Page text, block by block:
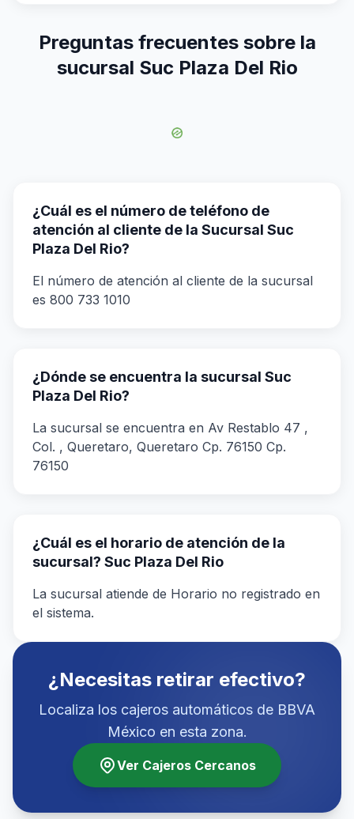
Preguntas frecuentes sobre la
sucursal Suc Plaza Del Rio
¿Cuál es el número de teléfono de
atención al cliente de la Sucursal Suc
Plaza Del Rio?
El número de atención al cliente de la sucursal
es 800 733 1010
¿Dónde se encuentra la sucursal Suc
Plaza Del Rio?
La sucursal se encuentra en Av Restablo 47 ,
Col. , Queretaro, Queretaro Cp. 76150 Cp.
76150
¿Cuál es el horario de atención de la
sucursal? Suc Plaza Del Rio
La sucursal atiende de Horario no registrado en
el sistema.
¿Necesitas retirar efectivo?
Localiza los cajeros automáticos de BBVA
México en esta zona.
Ver Cajeros Cercanos